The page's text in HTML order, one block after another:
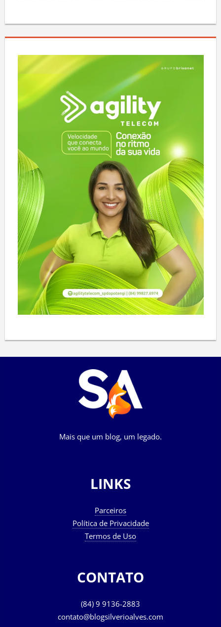
Mais que um blog, um legado.
LINKS
Parceiros
Política de Privacidade
Termos de Uso
CONTATO
(84) 9 9136-2883
contato@blogsilverioalves.com